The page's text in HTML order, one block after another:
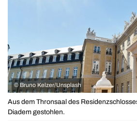
© Bruno Kelzer/Unsplash
Aus dem Thronsaal des
Diadem gestohlen.